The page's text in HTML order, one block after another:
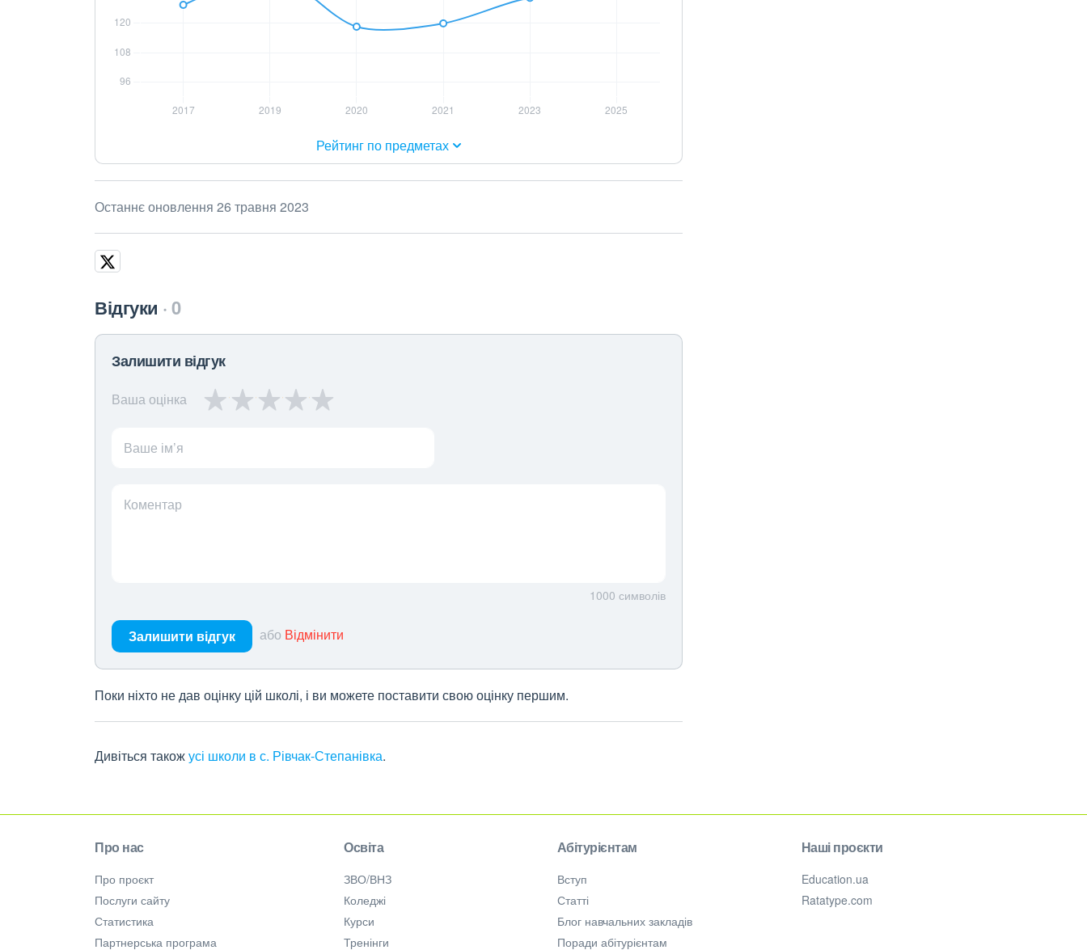
Рейтинг по предметах
Останнє оновлення 26 травня 2023
Відгуки 0
Залишити відгук
Ваша оцінка
Ваше ім’я
Коментар
1000 символів
Залишити відгук або Відмінити
Поки ніхто не дав оцінку цій школі, і ви можете поставити свою оцінку першим.
Дивіться такожусі школи в с. Рівчак-Степанівка.
Про нас
Про проєкт
Послуги сайту
Статистика
Партнерська програма
Освіта
ЗВО/ВНЗ
Коледжі
Курси
Тренінги
Абітурієнтам
Вступ
Статті
Блог навчальних закладів
Поради абітурієнтам
Наші проєкти
Education.ua
Ratatype.com